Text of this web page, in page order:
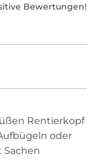
Bewertungen!
Rentierkopf
oder
Sachen